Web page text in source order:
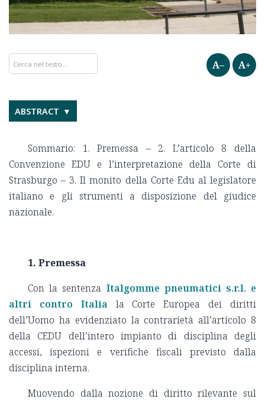
A– A+
ABSTRACT
Sommario: 1. Premessa – 2. L’articolo 8 della
Convenzione EDU e l’interpretazione della Corte di
Strasburgo – 3. Il monito della Corte Edu al legislatore
italiano e gli strumenti a disposizione del giudice
nazionale.
1. Premessa
Con la sentenza Italgomme pneumatici s.r.l. e
altri contro Italia la Corte Europea dei diritti
dell’Uomo ha evidenziato la contrarietà all’articolo 8
della CEDU dell’intero impianto di disciplina degli
accessi, ispezioni e verifiche fiscali previsto dalla
disciplina interna.
Muovendo dalla nozione di diritto rilevante sul